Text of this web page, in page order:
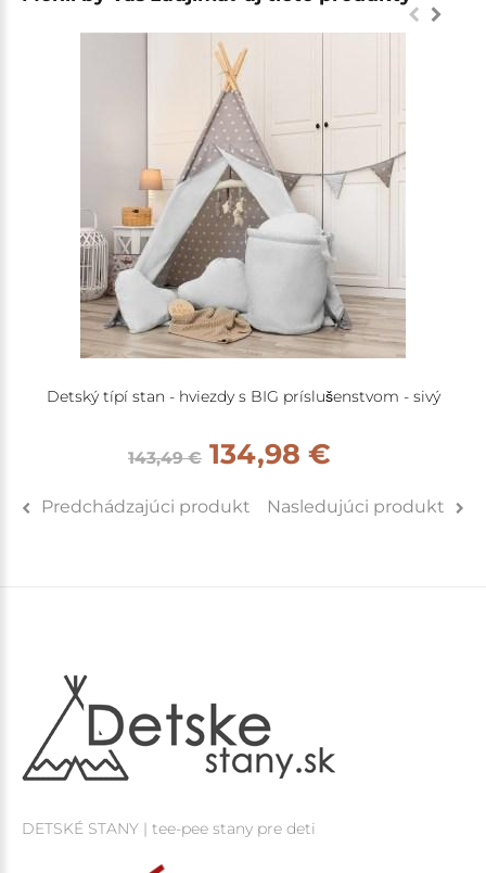
Detský típí stan - hviezdy s BIG príslušenstvom - sivý
143,49 € 134,98 €
Predchádzajúci produkt Nasledujúci produkt
DETSKÉ STANY | tee-pee stany pre deti